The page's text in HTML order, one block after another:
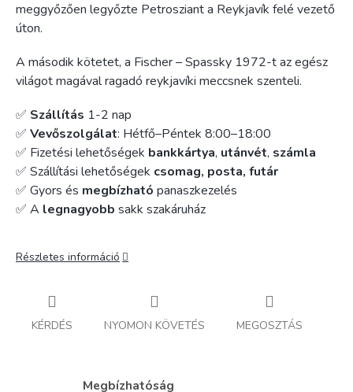
meggyőzően legyőzte Petrosziant a Reykjavík felé vezető
úton.
A második kötetet, a Fischer – Spassky 1972-t az egész
világot magával ragadó reykjavíki meccsnek szenteli.
✅ Szállítás 1-2 nap
✅ Vevőszolgálat: Hétfő–Péntek 8:00–18:00
✅ Fizetési lehetőségek bankkártya, utánvét, számla
✅ Szállítási lehetőségek csomag, posta, futár
✅ Gyors és megbízható panaszkezelés
✅ A legnagyobb sakk szakáruház
Részletes információ
KÉRDÉS NYOMON KÖVETÉS MEGOSZTÁS
Megbízhatóság